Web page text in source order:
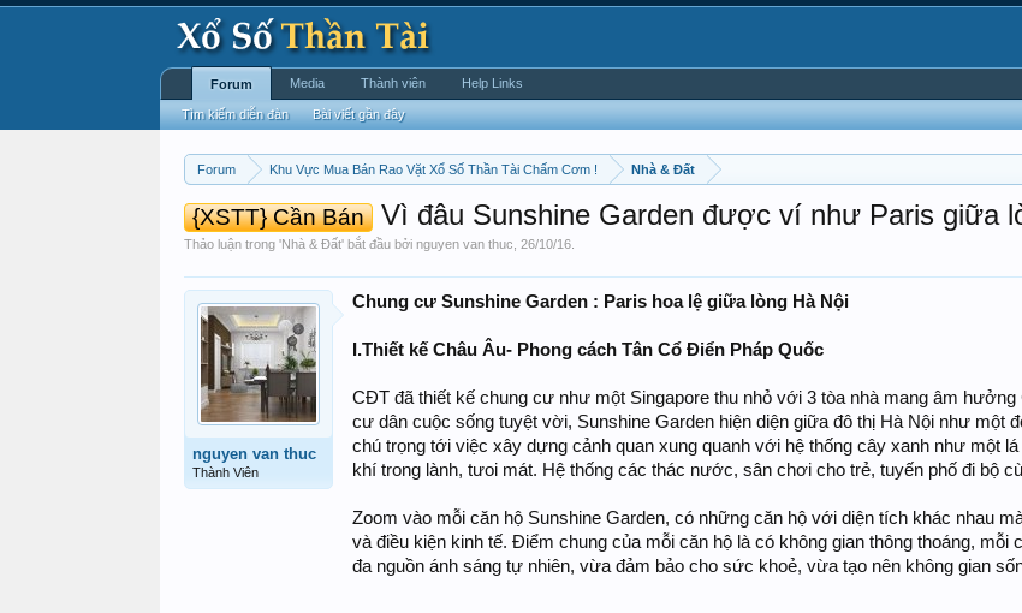
Forum Khu Vực Mua Bán Rao Vặt Xổ Số Thần Tài Chấm Cơm ! Nhà & Đất
{XSTT} Cần Bán Vì đâu Sunshine Garden được ví như Paris giữa
Thảo luận trong 'Nhà & Đất' bắt đầu bởi nguyen van thuc 26/10/16
nguyen van thuc
Thành Viên
Chung cư Sunshine Garden : Paris hoa lệ giữa lòng Hà Nội
I.Thiết kế Châu Âu- Phong cách Tân Cổ Điển Pháp Quốc
CĐT đã thiết kế chung cư như một Singapore thu nhỏ với 3 tòa nhà mang âm
cư dân cuộc sống tuyệt vời, Sunshine Garden hiện diện giữa đô thị Hà Nội như một
chú trọng tới việc xây dựng cảnh quan xung quanh với hệ thống cây xanh như một
khí trong lành, tưoi mát. Hệ thống các thác nước, sân chơi cho trẻ, tuyến phố đi bộ
Zoom vào mỗi căn hộ Sunshine Garden, có những căn hộ với diện tích khác nhau
và điều kiện kinh tế. Điểm chung của mỗi căn hộ là có không gian thông thoáng, mỗi
đa nguồn ánh sáng tự nhiên, vừa đảm bảo cho sức khoẻ, vừa tạo nên không gian
Forum
Tìm kiếm diễn đàn Bài viết gần đây
Media Thành viên Help Links